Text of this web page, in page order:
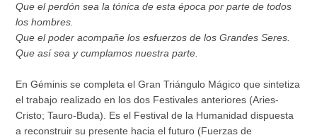
Que el perdón sea la tónica de esta época por parte de todos
los hombres.
Que el poder acompañe los esfuerzos de los Grandes Seres.
Que así sea y cumplamos nuestra parte.
En Géminis se completa el Gran Triángulo Mágico que sintetiza
el trabajo realizado en los dos Festivales anteriores (Aries-
Cristo; Tauro-Buda). Es el Festival de la Humanidad dispuesta
a reconstruir su presente hacia el futuro (Fuerzas de